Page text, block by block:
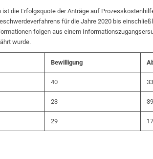
ist die Erfolgsquote der Anträge auf
für die Jahre 2020 bis
folgen aus einem
wurde.
Bewilligung
40 33
23 39
29 17